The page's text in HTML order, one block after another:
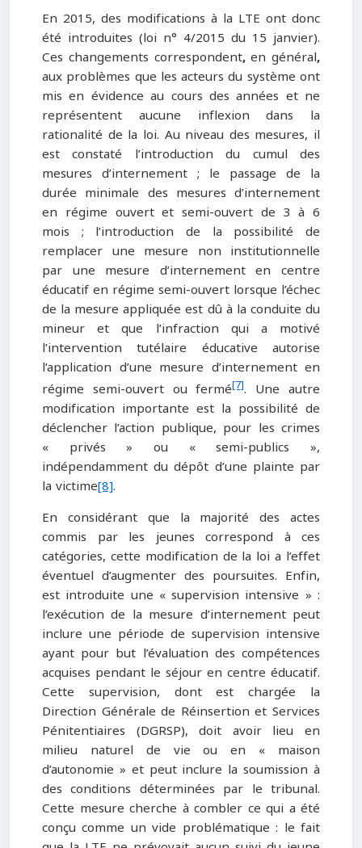
En 2015, des modifications à la LTE ont donc
été introduites (loi n° 4/2015 du 15 janvier).
Ces changements correspondent,en général,
aux problèmes que les acteurs du système ont
mis en évidence au cours des années et ne
représentent aucune inflexion dans la
rationalité de la loi. Au niveau des mesures, il
est constaté l’introduction du cumul des
mesures d’internement ; le passage de la
durée minimale des mesures d’internement
en régime ouvert et semi-ouvert de 3 à 6
mois ; l’introduction de la possibilité de
remplacer une mesure non institutionnelle
par une mesure d’internement en centre
éducatif en régime semi-ouvert lorsque l’échec
de la mesure appliquée est dû à la conduite du
mineur et que l’infraction qui a motivé
l’intervention tutélaire éducative autorise
l’application d’une mesure d’internement en
régime semi-ouvert ou fermé[7]. Une autre
modification importante est la possibilité de
déclencher l’action publique, pour les crimes
« privés » ou « semi-publics »,
indépendamment du dépôt d’une plainte par
la victime[8].
En considérant que la majorité des actes
commis par les jeunes correspond à ces
catégories, cette modification de la loi a l’effet
éventuel d’augmenter des poursuites. Enfin,
est introduite une « supervision intensive » :
l’exécution de la mesure d’internement peut
inclure une période de supervision intensive
ayant pour but l’évaluation des compétences
acquises pendant le séjour en centre éducatif.
Cette supervision, dont est chargée la
Direction Générale de Réinsertion et Services
Pénitentiaires (DGRSP), doit avoir lieu en
milieu naturel de vie ou en « maison
d’autonomie » et peut inclure la soumission à
des conditions déterminées par le tribunal.
Cette mesure cherche à combler ce qui a été
conçu comme un vide problématique : le fait